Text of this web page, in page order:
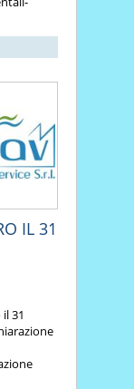
IL 31
31